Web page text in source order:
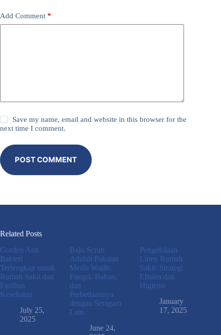
Add Comment *
Save my name, email and website in this browser for the
next time I comment.
POST COMMENT
Related Posts
Gorden Anti
Bakteri
Terlengkap untuk
Rumah Sakit dan
Fasilitas
Kesehatan
July 25,
2025
Baju Scrub
Adalah Pakaian
Medis Wajib:
Fungsi, Bahan,
dan
Perbedaannya
dengan Seragam
Lain
June 24,
Pengelolaan
Linen Rumah
Sakit: Strategi
Efisien dan
Higienis
January
17, 2025